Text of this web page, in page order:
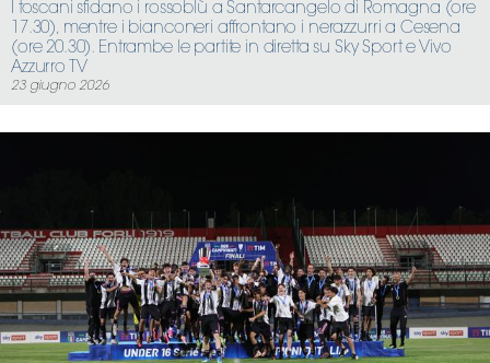
I toscani sfidano i rossoblù a Santarcangelo di Romagna (ore
17.30), mentre i bianconeri affrontano i nerazzurri a Cesena
(ore 20.30). Entrambe le partite in diretta su Sky Sport e Vivo
Azzurro TV
23 giugno 2026